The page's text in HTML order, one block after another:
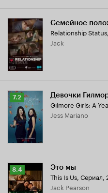
Семейное
Relationship Status,
Jack
Рейтинг
Кинопоиска
7.2
7.2 Девочки
Jess Mariano
Рейтинг
Кинопоиска
8.4
8.4 Это мы
This Is Us, Сериал,
Jack Pearson